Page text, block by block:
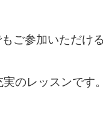
ご参加いただける
のレッスンです。